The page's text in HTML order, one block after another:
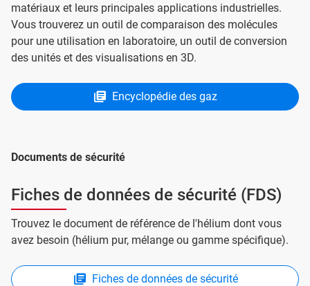
matériaux et leurs principales applications industrielles.
Vous trouverez un outil de comparaison des molécules
pour une utilisation en laboratoire, un outil de conversion
des unités et des visualisations en 3D.
Encyclopédie des gaz
Documents de sécurité
Fiches de données de sécurité (FDS)
Trouvez le document de référence de l'hélium dont vous
avez besoin (hélium pur, mélange ou gamme spécifique).
Fiches de données de sécurité